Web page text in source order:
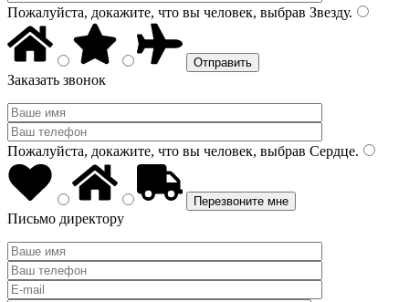
Пожалуйста, докажите, что вы человек, выбрав Звезду.
Заказать звонок
Пожалуйста, докажите, что вы человек, выбрав Сердце.
Письмо директору